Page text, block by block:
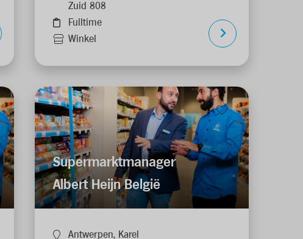
Zuid 808
Fulltime
Winkel
Supermarktmanager
Albert Heijn België
Antwerpen, Karel